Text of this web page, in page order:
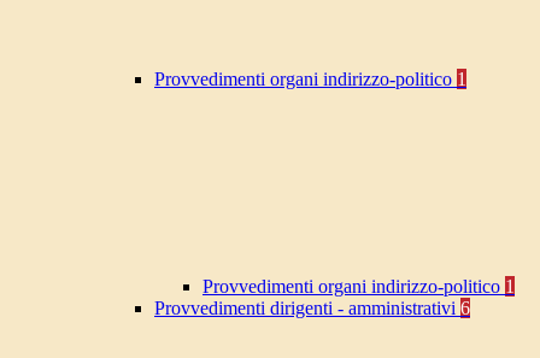
Provvedimenti organi indirizzo-politico 1
Provvedimenti organi indirizzo-politico 1
Provvedimenti dirigenti - amministrativi 6